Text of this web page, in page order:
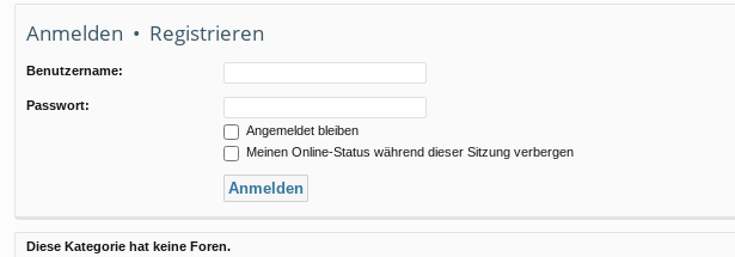
Anmelden • Registrieren
Benutzername:
Passwort:
Angemeldet bleiben
Meinen Online-Status während dieser Sitzung verbergen
Diese Kategorie hat keine Foren.